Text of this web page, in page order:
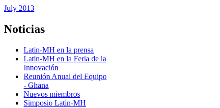
July 2013
Noticias
Latin-MH en la prensa
Latin-MH en la Feria de la
Innovación
Reunión Anual del Equipo
- Ghana
Nuevos miembros
Simposio Latin-MH